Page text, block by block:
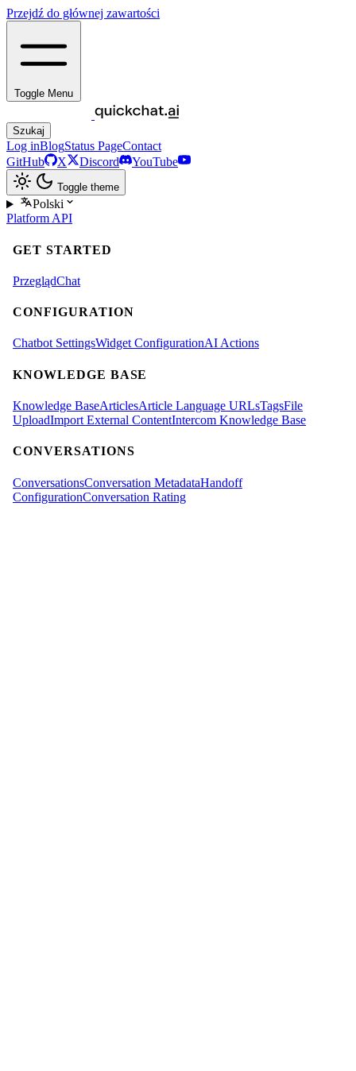
Przejdź do głównej zawartości
Toggle Menu
Szukaj
Log inBlogStatus PageContact
GitHub
X Discord YouTube
Toggle theme
Polski
Platform API
GET STARTED
PrzeglądChat
CONFIGURATION
Chatbot SettingsWidget ConfigurationAI Actions
KNOWLEDGE BASE
Knowledge BaseArticlesArticle Language URLsTagsFile
UploadImport External ContentIntercom Knowledge Base
CONVERSATIONS
ConversationsConversation MetadataHandoff
ConfigurationConversation Rating